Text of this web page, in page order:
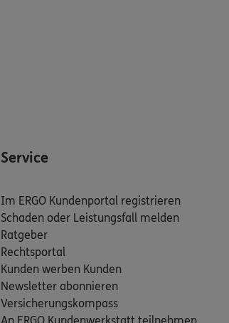
Service
Im ERGO Kundenportal registrieren
Schaden oder Leistungsfall melden
Ratgeber
Rechtsportal
Kunden werben Kunden
Newsletter abonnieren
Versicherungskompass